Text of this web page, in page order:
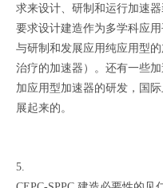
求来设计、研制和运行加速
要求设计建造作为多学科应
与研制和发展应用纯应用型
治疗的加速器）。还有一些
加应用型加速器的研发，国
展起来的。
5.